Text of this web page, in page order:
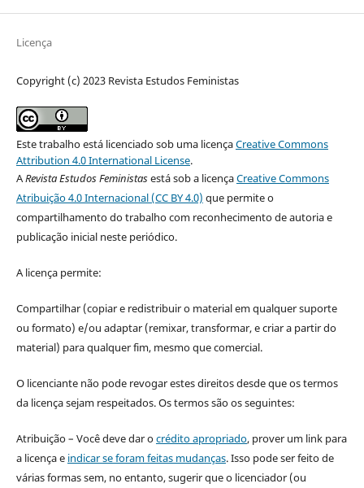
Licença
Copyright (c) 2023 Revista Estudos Feministas
Este trabalho está licenciado sob uma licençaCreative Commons
Attribution 4.0 International License.
ARevista Estudos Feministasestá sob a licençaCreative Commons
Atribuição 4.0 Internacional (CC BY 4.0) que permite o
compartilhamento do trabalho com reconhecimento de autoria e
publicação inicial neste periódico.
A licença permite:
Compartilhar (copiar e redistribuir o material em qualquer suporte
ou formato) e/ou adaptar (remixar, transformar, e criar a partir do
material) para qualquer fim, mesmo que comercial.
O licenciante não pode revogar estes direitos desde que os termos
da licença sejam respeitados. Os termos são os seguintes:
Atribuição – Você deve dar ocrédito apropriado, prover um link para
a licença e indicar se foram feitas mudanças. Isso pode ser feito de
várias formas sem, no entanto, sugerir que o licenciador (ou